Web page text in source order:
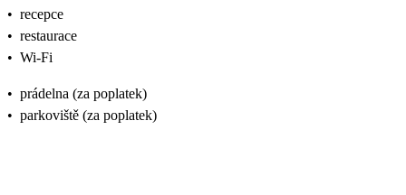
• recepce
• restaurace
• Wi-Fi
• prádelna (za poplatek)
• parkoviště (za poplatek)